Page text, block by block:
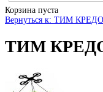
Корзина пуста
Вернуться к: ТИМ
ТИМ